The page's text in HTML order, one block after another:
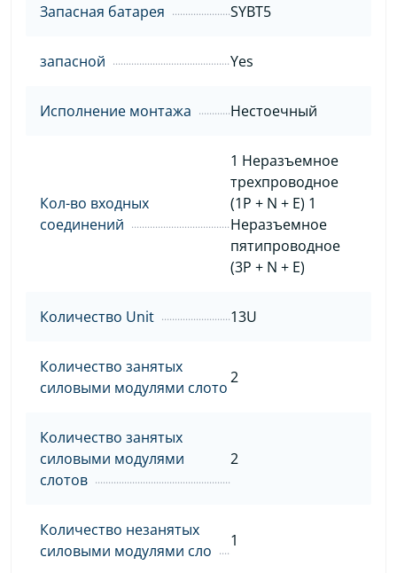
Запасная батарея SYBT5
запасной Yes
Исполнение монтажа Нестоечный
Кол-во входных
соединений
1 Неразъемное
трехпроводное
(1P + N + E) 1
Неразъемное
пятипроводное
(3P + N + E)
Количество Unit 13U
Количество занятых
силовыми модулями слото
2
Количество занятых
силовыми модулями
слотов
2
Количество незанятых
силовыми модулями сло
1